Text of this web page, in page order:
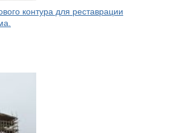
контура для реставрации